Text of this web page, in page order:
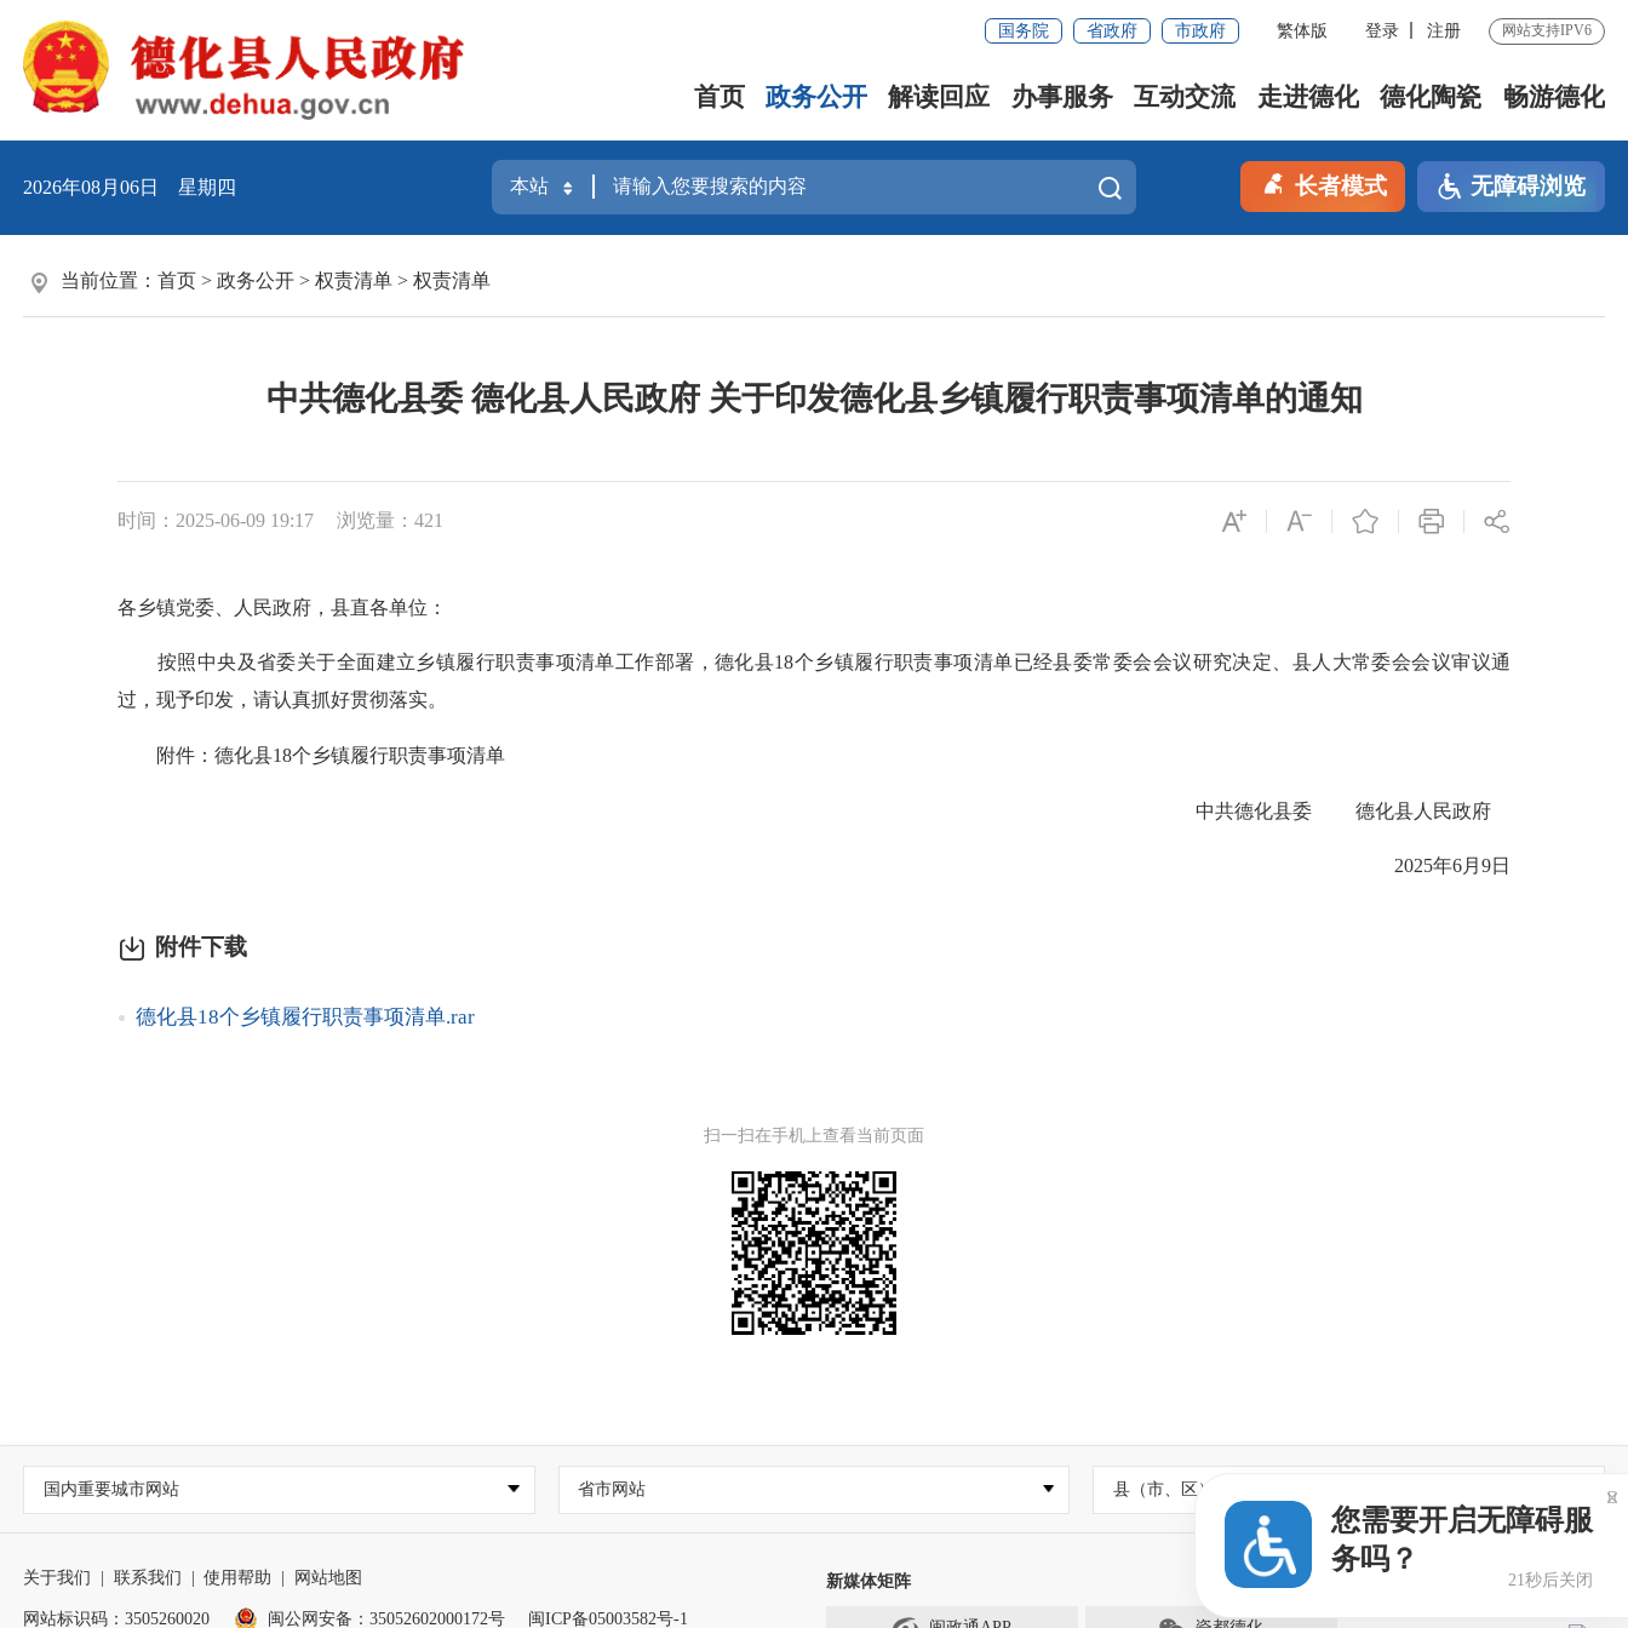
国务院 省政府 市政府 繁体版 登录 注册 网站支持IPV6
首页 政务公开 解读回应 办事服务 互动交流 走进德化 德化陶瓷 畅游德化
2026年08月06日 星期四 长者模式 无障碍浏览
当前位置： 首页 > 政务公开 > 权责清单 > 权责清单
中共德化县委 德化县人民政府 关于印发德化县乡镇履行职责事项清单的通知
时间：2025-06-09 19:17 浏览量：421
各乡镇党委、人民政府，县直各单位：
按照中央及省委关于全面建立乡镇履行职责事项清单工作部署，德化县18个乡镇履行职责事项清单已经县委常委会会议研究决定、县人大常委会会议审议通
过，现予印发，请认真抓好贯彻落实。
附件：德化县18个乡镇履行职责事项清单
中共德化县委 德化县人民政府
2025年6月9日
附件下载
德化县18个乡镇履行职责事项清单.rar
扫一扫在手机上查看当前页面
国内重要城市网站 省市网站 县（市、区）政府网站
关于我们 | 联系我们 | 使用帮助 | 网站地图
网站标识码：3505260020 闽公网安备：35052602000172号 闽ICP备05003582号-1
新媒体矩阵
您需要开启无障碍服
务吗？
21秒后关闭
